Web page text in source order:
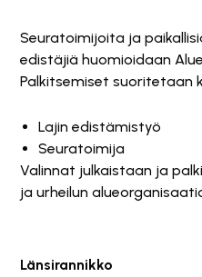
Seuratoimijoita ja
edistäjiä huomioidaan
Palkitsemiset suoritetaan
Lajin edistämistyö
Seuratoimija
Valinnat julkaistaan ja
ja urheilun
Länsirannikko